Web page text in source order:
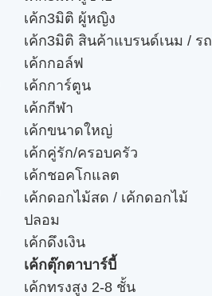
เค้ก3มิติ ผู้หญิง
เค้ก3มิติ สินค้าแบรนด์เนม / รถ
เค้กกอล์ฟ
เค้กการ์ตูน
เค้กกีฬา
เค้กขนาดใหญ่
เค้กคู่รัก/ครอบครัว
เค้กชอคโกแลต
เค้กดอกไม้สด / เค้กดอกไม้
ปลอม
เค้กดึงเงิน
เค้กตุ๊กตาบาร์บี้
เค้กทรงสูง 2-8 ชั้น